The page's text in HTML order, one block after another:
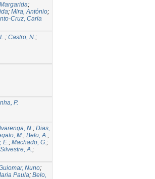
;
; Mira, António;
Cruz, Carla
; Castro, N.;
P.
N.; Dias,
M.; Belo, A.;
E.; Machado, G.;
Silvestre, A.;
Nuno;
Paula; Belo,